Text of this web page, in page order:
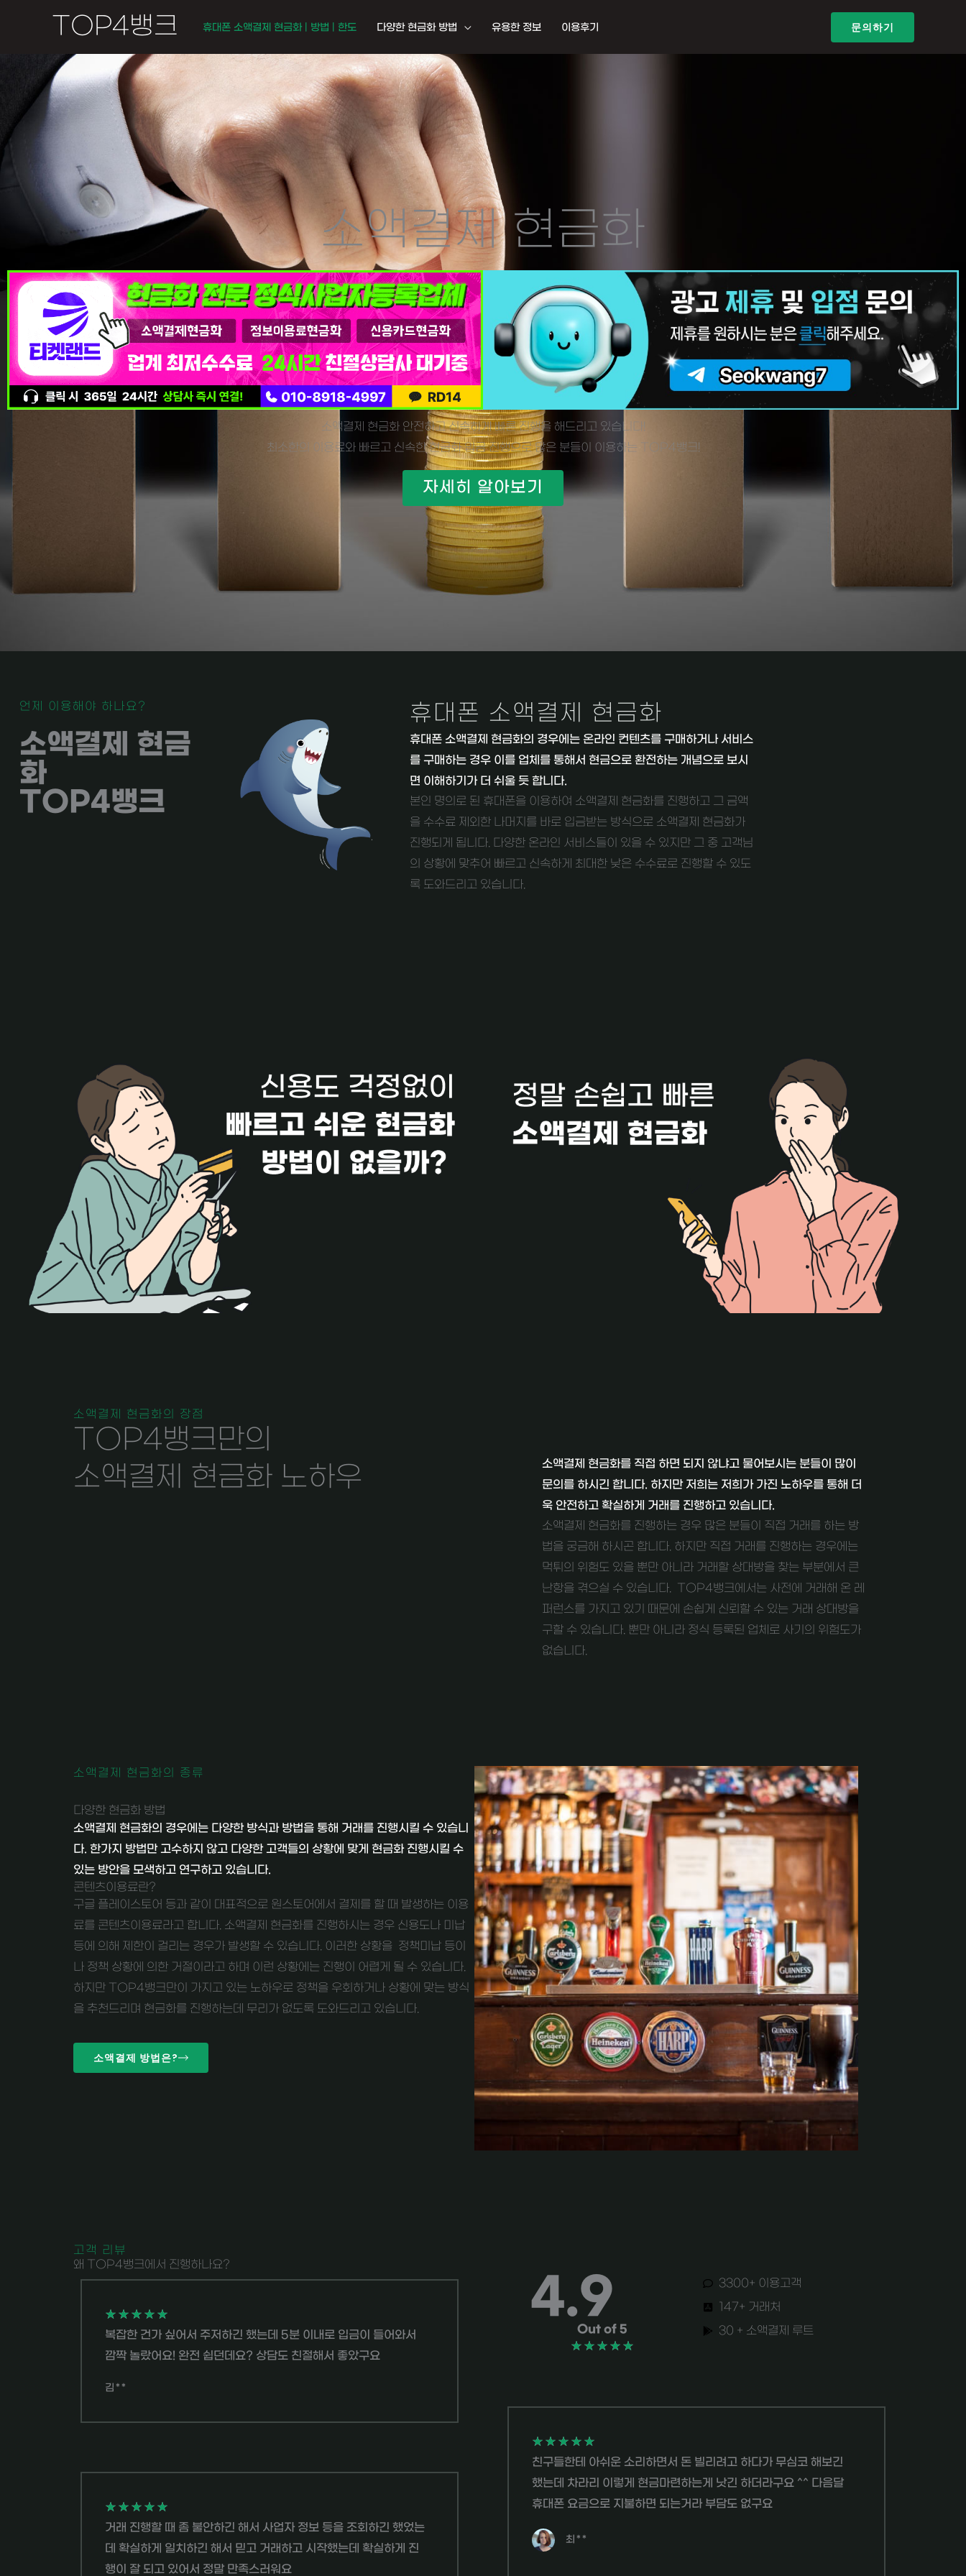
기
TOP4뱅크 휴대폰 소액결제 현금화 | 방법 | 한도 다양한 현금화 방법 유용한 정보 이용후기 문의하기
소액결제 현금화
소액결제 현금화 안전하고 신속하게 빠른 진행을 해드리고 있습니다!
최소한의 이용료와 빠르고 신속한 현금화 입금 진행으로 많은 분들이 이용하는 TOP4뱅크!
자세히 알아보기
언제 이용해야 하나요?
소액결제 현금
화
TOP4뱅크
휴대폰 소액결제 현금화
휴대폰 소액결제 현금화의 경우에는 온라인 컨텐츠를 구매하거나 서비스
를 구매하는 경우 이를 업체를 통해서 현금으로 환전하는 개념으로 보시
면 이해하기가 더 쉬울 듯 합니다.
본인 명의로 된 휴대폰을 이용하여 소액결제 현금화를 진행하고 그 금액
을 수수료 제외한 나머지를 바로 입금받는 방식으로 소액결제 현금화가
진행되게 됩니다. 다양한 온라인 서비스들이 있을 수 있지만 그 중 고객님
의 상황에 맞추어 빠르고 신속하게 최대한 낮은 수수료로 진행할 수 있도
록 도와드리고 있습니다.
소액결제 현금화의 장점
TOP4뱅크만의
소액결제 현금화 노하우
소액결제 현금화를 직접 하면 되지 않냐고 물어보시는 분들이 많이
문의를 하시긴 합니다. 하지만 저희는 저희가 가진 노하우를 통해 더
욱 안전하고 확실하게 거래를 진행하고 있습니다.
소액결제 현금화를 진행하는 경우 많은 분들이 직접 거래를 하는 방
법을 궁금해 하시곤 합니다. 하지만 직접 거래를 진행하는 경우에는
먹튀의 위험도 있을 뿐만 아니라 거래할 상대방을 찾는 부분에서 큰
난항을 겪으실 수 있습니다. TOP4뱅크에서는 사전에 거래해 온 레
퍼런스를 가지고 있기 때문에 손쉽게 신뢰할 수 있는 거래 상대방을
구할 수 있습니다. 뿐만 아니라 정식 등록된 업체로 사기의 위험도가
없습니다.
소액결제 현금화의 종류
다양한 현금화 방법
소액결제 현금화의 경우에는 다양한 방식과 방법을 통해 거래를 진행시킬 수 있습니
다. 한가지 방법만 고수하지 않고 다양한 고객들의 상황에 맞게 현금화 진행시킬 수
있는 방안을 모색하고 연구하고 있습니다.
콘텐츠이용료란?
구글 플레이스토어 등과 같이 대표적으로 원스토어에서 결제를 할 때 발생하는 이용
료를 콘텐츠이용료라고 합니다. 소액결제 현금화를 진행하시는 경우 신용도나 미납
등에 의해 제한이 걸리는 경우가 발생할 수 있습니다. 이러한 상황을 정책미납 등이
나 정책 상황에 의한 거절이라고 하며 이런 상황에는 진행이 어렵게 될 수 있습니다.
하지만 TOP4뱅크만이 가지고 있는 노하우로 정책을 우회하거나 상황에 맞는 방식
을 추천드리며 현금화를 진행하는데 무리가 없도록 도와드리고 있습니다.
소액결제 방법은?
고객 리뷰
왜 TOP4뱅크에서 진행하나요?
★ ★ ★ ★ ★
중
5
복잡한 건가 싶어서 주저하긴 했는데 5분 이내로 입금이 들어와서
깜짝 놀랐어요! 완전 쉽던데요? 상담도 친절해서 좋았구요
김**
★ ★ ★ ★ ★
중
5
평
거래 진행할 때 좀 불안하긴 해서 사업자 정보 등을 조회하긴 했었는
데 확실하게 일치하긴 해서 믿고 거래하고 시작했는데 확실하게 진
행이 잘 되고 있어서 정말 만족스러워요
4.9
Out of 5
★ ★ ★ ★ ★5
.
가
3300+ 이용고객
147+ 거래처
30 + 소액결제 루트
★ ★ ★ ★ ★
중
5
평
친구들한테 아쉬운 소리하면서 돈 빌리려고 하다가 무심코 해보긴
했는데 차라리 이렇게 현금마련하는게 낫긴 하더라구요 ^^ 다음달
휴대폰 요금으로 지불하면 되는거라 부담도 없구요
최**